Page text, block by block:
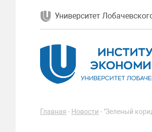
Университет
Главная - Новости - "Зеленый